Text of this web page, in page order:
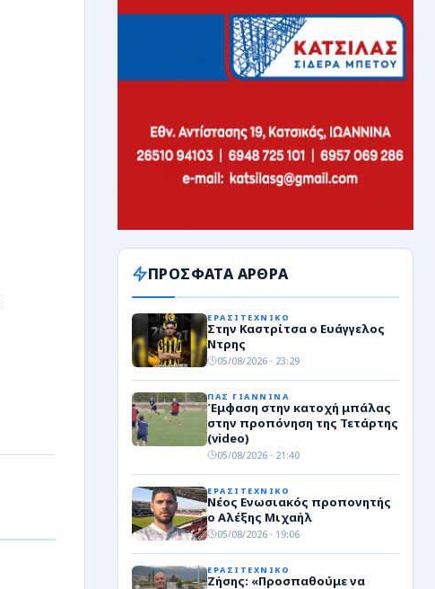
ΠΡΟΣΦΑΤΑ ΑΡΘΡΑ
ΕΡΑΣΙΤΕΧΝΙΚΟ
Στην Καστρίτσα ο Ευάγγελος
Ντρης
05/08/2026 · 23:29
ΠΑΣ ΓΙΑΝΝΙΝΑ
Έμφαση στην κατοχή μπάλας
στην προπόνηση της Τετάρτης
(video)
05/08/2026 · 21:40
ΕΡΑΣΙΤΕΧΝΙΚΟ
Νέος Ενωσιακός προπονητής
ο Αλέξης Μιχαήλ
05/08/2026 · 19:06
ΕΡΑΣΙΤΕΧΝΙΚΟ
Ζήσης: «Προσπαθούμε να